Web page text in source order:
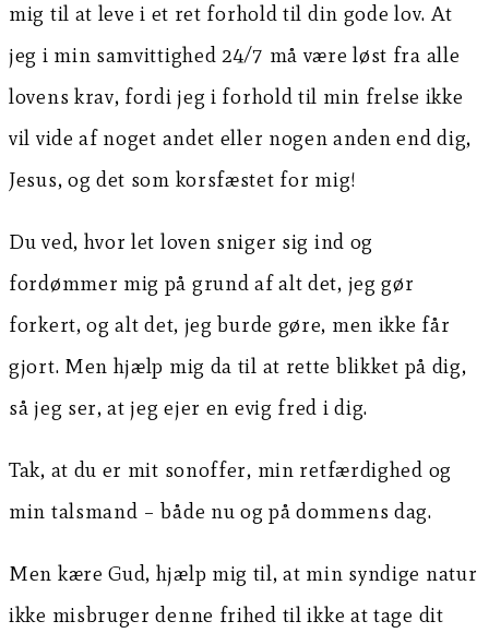
mig til at leve i et ret forhold til din gode lov. At
jeg i min samvittighed 24/7 må være løst fra alle
lovens krav, fordi jeg i forhold til min frelse ikke
vil vide af noget andet eller nogen anden end dig,
Jesus, og det som korsfæstet for mig!
Du ved, hvor let loven sniger sig ind og
fordømmer mig på grund af alt det, jeg gør
forkert, og alt det, jeg burde gøre, men ikke får
gjort. Men hjælp mig da til at rette blikket på dig,
så jeg ser, at jeg ejer en evig fred i dig.
Tak, at du er mit sonoffer, min retfærdighed og
min talsmand – både nu og på dommens dag.
Men kære Gud, hjælp mig til, at min syndige natur
ikke misbruger denne frihed til ikke at tage dit